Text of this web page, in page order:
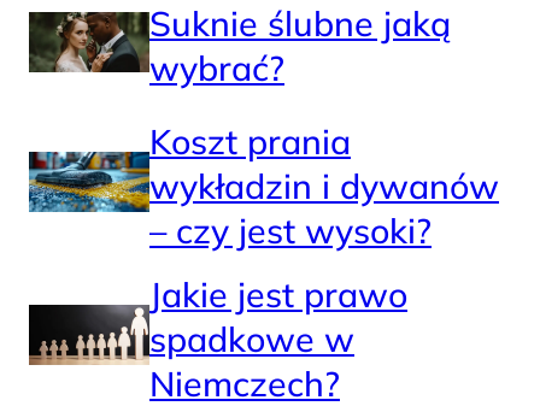
Suknie ślubne jaką
wybrać?
Koszt prania
wykładzin i dywanów
– czy jest wysoki?
Jakie jest prawo
spadkowe w
Niemczech?